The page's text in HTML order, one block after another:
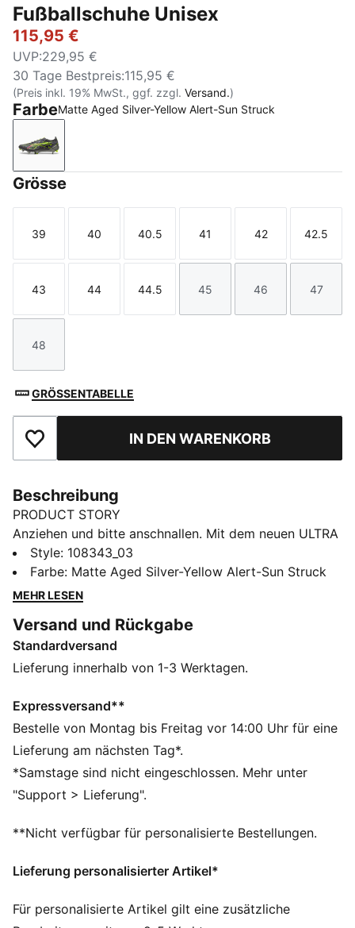
Fußballschuhe Unisex
115,95 €
UVP:229,95 €
30 Tage Bestpreis:115,95 €
(Preis inkl. 19% MwSt., ggf. zzgl. Versand.)
FarbeMatte Aged Silver-Yellow Alert-Sun Struck
Matte Aged Silver-Yellow Alert-Sun Struck
Grösse
Größe
39
Größe
40
Größe
40.5
Größe
41
Größe
42
Größe
42.5
Größe
43
Größe
44
Größe
44.5
Größe
45
Größe
46
Größe
47
Größe
48
GRÖSSENTABELLE
Zu Favoriten hinzufügenIN DEN WARENKORB
Beschreibung
PRODUCT STORY
Anziehen und bitte anschnallen. Mit dem neuen ULTRA
hast du den Speed und das Gefühl eines gut getunten
Motors zu deinen Füßen. Die brandneue
SPEEDSYSTEM Außensohle basiert auf den
Motorsport und bringt dich schneller vom Anstoß zum
Tor, als du sagen kannst: Licht aus. FastTrax Stollen in
Kombination mit konischen, austauschbaren Stollen
weichen Böden.
FEATURES + VORTEILE
Das Obermaterial besteht zu mindestens 50 % aus
recycelten Materialien
BESCHLEUNIGUNG: Das SPEEDSYSTEM
Außensohlendesign von PUMA kombiniert ein
außen und einem revolutionären Stollensystem für
Beschleunigung.
konischen, austauschbaren Stollen für optimale
Style: 108343_03
Farbe: Matte Aged Silver-Yellow Alert-Sun Struck
MEHR LESEN
Versand und Rückgabe
Standardversand
Lieferung innerhalb von 1-3 Werktagen.
Expressversand**
Bestelle von Montag bis Freitag vor 14:00 Uhr für eine
Lieferung am nächsten Tag*.
*Samstage sind nicht eingeschlossen. Mehr unter
"Support > Lieferung".
**Nicht verfügbar für personalisierte Bestellungen.
Lieferung personalisierter Artikel*
Für personalisierte Artikel gilt eine zusätzliche